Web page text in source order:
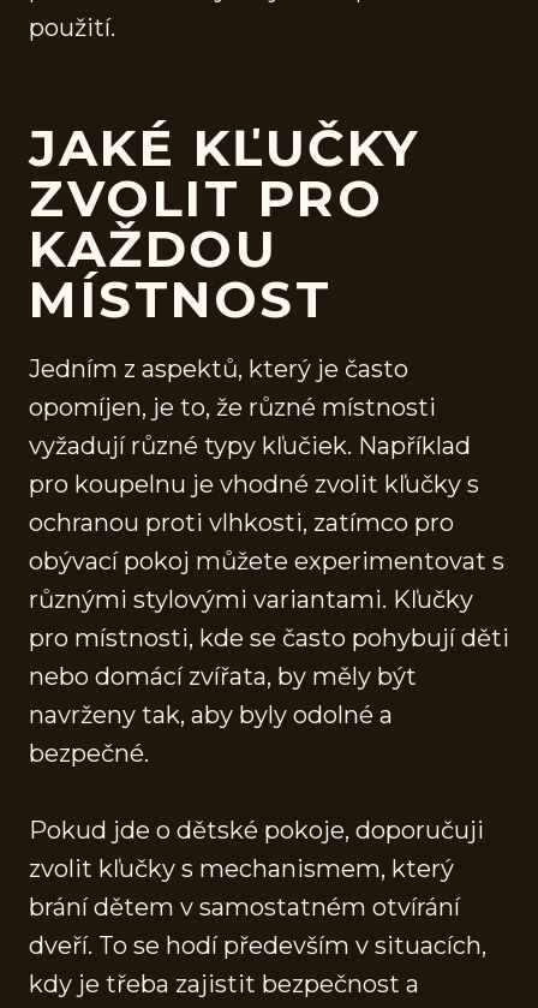
použití.
JAKÉ KĽUČKY
ZVOLIT PRO
KAŽDOU
MÍSTNOST
Jedním z aspektů, který je často
opomíjen, je to, že různé místnosti
vyžadují různé typy kľučiek. Například
pro koupelnu je vhodné zvolit kľučky s
ochranou proti vlhkosti, zatímco pro
obývací pokoj můžete experimentovat s
různými stylovými variantami. Kľučky
pro místnosti, kde se často pohybují děti
nebo domácí zvířata, by měly být
navrženy tak, aby byly odolné a
bezpečné.
Pokud jde o dětské pokoje, doporučuji
zvolit kľučky s mechanismem, který
brání dětem v samostatném otvírání
dveří. To se hodí především v situacích,
kdy je třeba zajistit bezpečnost a